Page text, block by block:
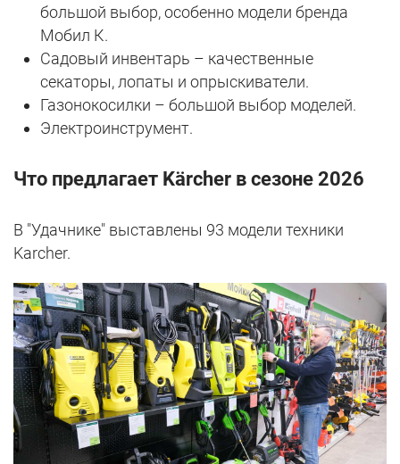
большой выбор, особенно модели бренда
Мобил К.
Садовый инвентарь – качественные
секаторы, лопаты и опрыскиватели.
Газонокосилки – большой выбор моделей.
Электроинструмент.
Что предлагает Kärcher в сезоне 2026
В "Удачнике" выставлены 93 модели техники
Karcher.